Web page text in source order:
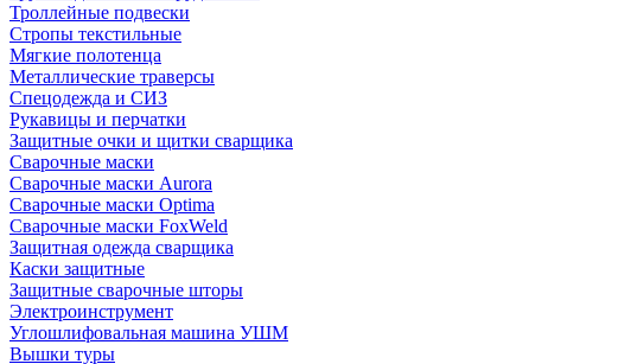
Троллейные подвески
Стропы текстильные
Мягкие полотенца
Металлические траверсы
Спецодежда и СИЗ
Рукавицы и перчатки
Защитные очки и щитки сварщика
Сварочные маски
Сварочные маски Aurora
Сварочные маски Optima
Сварочные маски FoxWeld
Защитная одежда сварщика
Каски защитные
Защитные сварочные шторы
Электроинструмент
Углошлифовальная машина УШМ
Вышки туры